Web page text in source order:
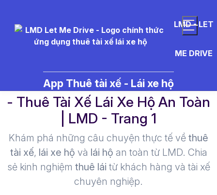
LMD - LET
ME DRIVE
App Thuê tài xế - Lái xe hộ
- Thuê Tài Xế Lái Xe Hộ An Toàn
| LMD - Trang 1​
Khám phá những câu chuyện thực tế về thuê
tài xế, lái xe hộ và lái hộ an toàn từ LMD. Chia
sẻ kinh nghiệm thuê lái từ khách hàng và tài xế
chuyên nghiệp.